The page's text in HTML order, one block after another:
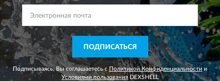
ПОДПИСАТЬСЯ
Подписываясь, Вы соглашаетесь с Политикой Конфиденциальности и
Условиями пользования DEXSHELL